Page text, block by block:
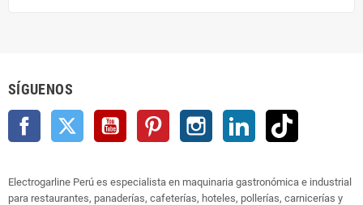
SÍGUENOS
Facebook Twitter YouTube Pinterest Instagram LinkedIn
Electrogarline Perú es especialista en maquinaria gastronómica e industrial
para restaurantes, panaderías, cafeterías, hoteles, pollerías, carnicerías y